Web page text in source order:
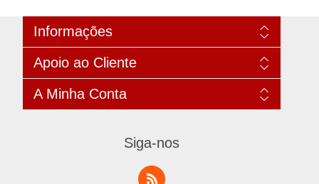
Informações
Mapa do site
Informações de envio
Política de Privacidade
Condições de uso
editora ProfEdições
Apoio ao Cliente
Pesquisar
Notícias
A Minha Conta
Siga-nos